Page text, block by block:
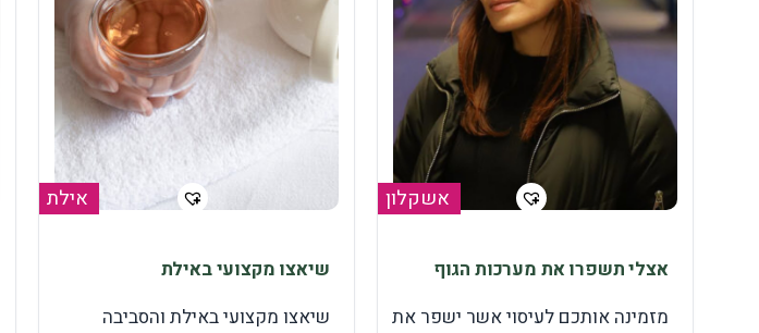
אשקלון
אצלי תשפרו את מערכות הגוף
מזמינה אותכם לעיסוי אשר ישפר את
אילת
שיאצו מקצועי באילת
שיאצו מקצועי באילת והסביבה